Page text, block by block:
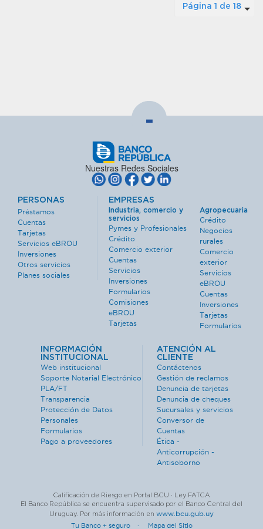
Página 1 de 18
-
Nuestras Redes Sociales
PERSONAS
Préstamos
Cuentas
Tarjetas
Servicios eBROU
Inversiones
Otros servicios
Planes sociales
EMPRESAS
Industria, comercio y
servicios
Pymes y Profesionales
Crédito
Comercio exterior
Cuentas
Servicios
Inversiones
Formularios
Comisiones
eBROU
Tarjetas
Agropecuaria
Crédito
Negocios
rurales
Comercio
exterior
Servicios
eBROU
Cuentas
Inversiones
Tarjetas
Formularios
INFORMACIÓN
INSTITUCIONAL
Web institucional
Soporte Notarial Electrónico
PLA/FT
Transparencia
Protección de Datos
Personales
Formularios
Pago a proveedores
ATENCIÓN AL
CLIENTE
Contáctenos
Gestión de reclamos
Denuncia de tarjetas
Denuncia de cheques
Sucursales y servicios
Conversor de
Cuentas
Ética -
Anticorrupción -
Antisoborno
Calificación de Riesgo en Portal BCU · Ley FATCA
El Banco República se encuentra supervisado por el Banco Central del
Uruguay. Por más información en www.bcu.gub.uy
Tu Banco + seguro · Mapa del Sitio